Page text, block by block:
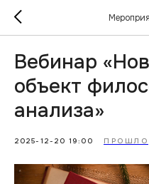
Вебинар
объект
анализа»
2025-12-20 19:00 ПРОШЛО